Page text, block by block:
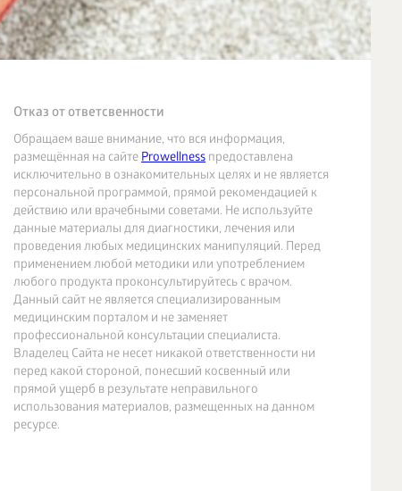
Отказ от ответсвенности
Обращаем ваше внимание, что вся информация,
размещённая на сайтеProwellnessпредоставлена
исключительно в ознакомительных целях и не является
персональной программой, прямой рекомендацией к
действию или врачебными советами. Не используйте
данные материалы для диагностики, лечения или
проведения любых медицинских манипуляций. Перед
применением любой методики или употреблением
любого продукта проконсультируйтесь с врачом.
Данный сайт не является специализированным
медицинским порталом и не заменяет
профессиональной консультации специалиста.
Владелец Сайта не несет никакой ответственности ни
перед какой стороной, понесший косвенный или
прямой ущерб в результате неправильного
использования материалов, размещенных на данном
ресурсе.